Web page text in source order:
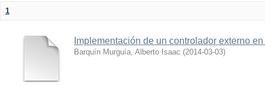
1
Implementación de un controlador externo
Barquín Murguía, Alberto Isaac (2014-03-03)